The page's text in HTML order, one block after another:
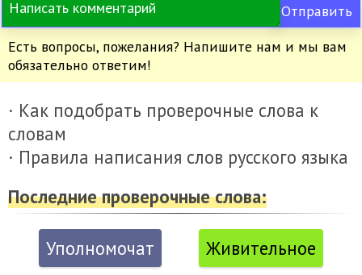
Отправить
Есть вопросы, пожелания? Напишите нам и мы вам
обязательно ответим!
· Как подобрать проверочные слова к
словам
· Правила написания слов русского языка
Последние проверочные слова:
Уполномочат Живительное